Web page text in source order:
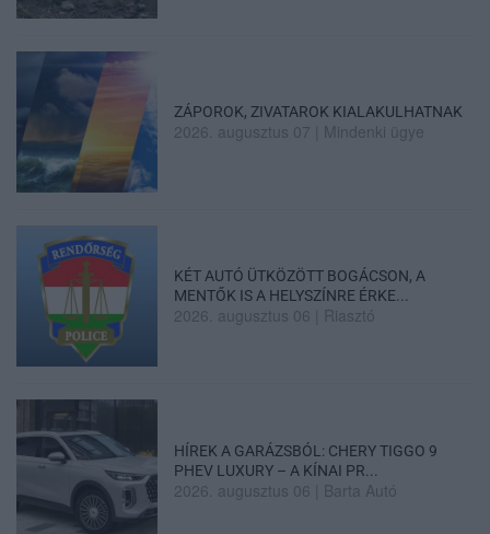
ZÁPOROK, ZIVATAROK KIALAKULHATNAK
2026. augusztus 07 Mindenki ügye
KÉT AUTÓ ÜTKÖZÖTT BOGÁCSON, A
MENTŐK IS A HELYSZÍNRE ÉRKE...
2026. augusztus 06 Riasztó
HÍREK A GARÁZSBÓL: CHERY TIGGO 9
PHEV LUXURY – A KÍNAI PR...
2026. augusztus 06 Barta Autó